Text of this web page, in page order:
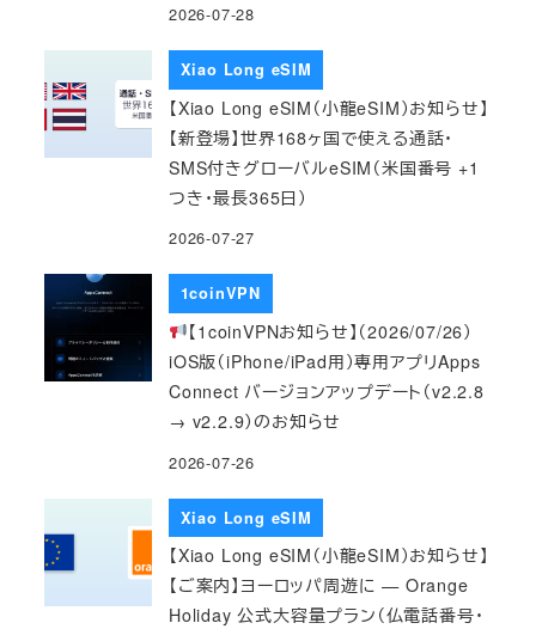
2026-07-28
Xiao Long eSIM
【Xiao Long eSIM（小龍eSIM）お知らせ】
【新登場】世界168ヶ国で使える通話・
SMS付きグローバルeSIM（米国番号 +1
つき・最長365日）
2026-07-27
1coinVPN
【1coinVPNお知らせ】（2026/07/26）
iOS版（iPhone/iPad用）専用アプリApps
Connect バージョンアップデート（v2.2.8
→ v2.2.9）のお知らせ
2026-07-26
Xiao Long eSIM
【Xiao Long eSIM（小龍eSIM）お知らせ】
【ご案内】ヨーロッパ周遊に — Orange
Holiday 公式大容量プラン（仏電話番号・